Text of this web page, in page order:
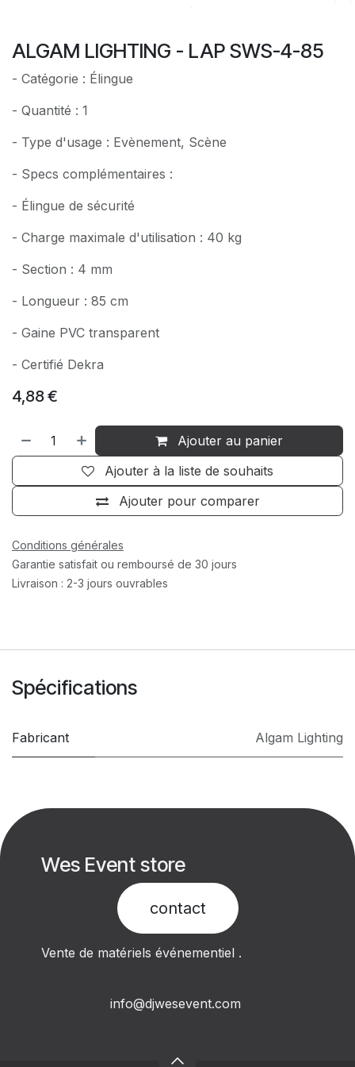
ALGAM LIGHTING - LAP SWS-4-85
- Catégorie : Élingue
- Quantité : 1
- Type d'usage : Evènement, Scène
- Specs complémentaires :
- Élingue de sécurité
- Charge maximale d'utilisation : 40 kg
- Section : 4 mm
- Longueur : 85 cm
- Gaine PVC transparent
- Certifié Dekra
4,88€
Ajouter au panier
Ajouter pour comparer
Ajouter à la liste de souhaits
Conditions générales
Garantie satisfait ou remboursé de 30 jours
Livraison : 2-3 jours ouvrables
Spécifications
Fabricant Algam Lighting
Wes Event store
contact​
Vente de matériels événementiel .
info@djwesevent.com